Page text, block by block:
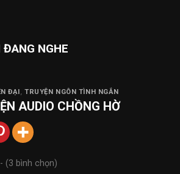
ĐANG NGHE
ĐẠI,TRUYỆN NGÔN TÌNH NGẮN
AUDIO CHỒNG HỜ
(3 bình chọn)